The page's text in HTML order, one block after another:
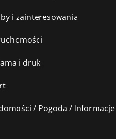
i zainteresowania
i druk
/ Pogoda / Informacje